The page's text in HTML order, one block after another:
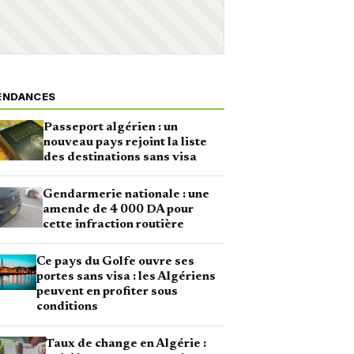
Passeport algérien : un
nouveau pays rejoint la liste
des destinations sans visa
Gendarmerie nationale : une
amende de 4 000 DA pour
cette infraction routière
Ce pays du Golfe ouvre ses
portes sans visa : les Algériens
peuvent en profiter sous
conditions
Taux de change en Algérie :